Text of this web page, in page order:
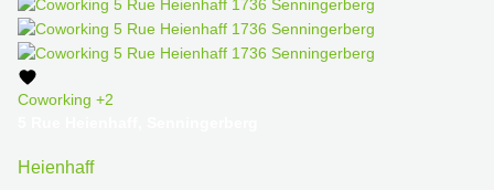
Coworking +2
Heienhaff